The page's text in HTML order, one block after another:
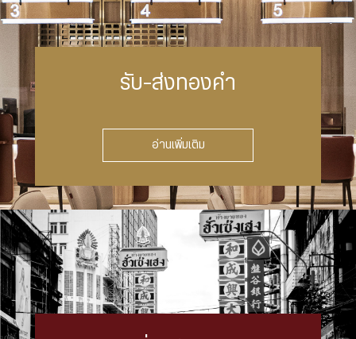
รับ-ส่งทองคำ
อ่านเพิ่มเติม